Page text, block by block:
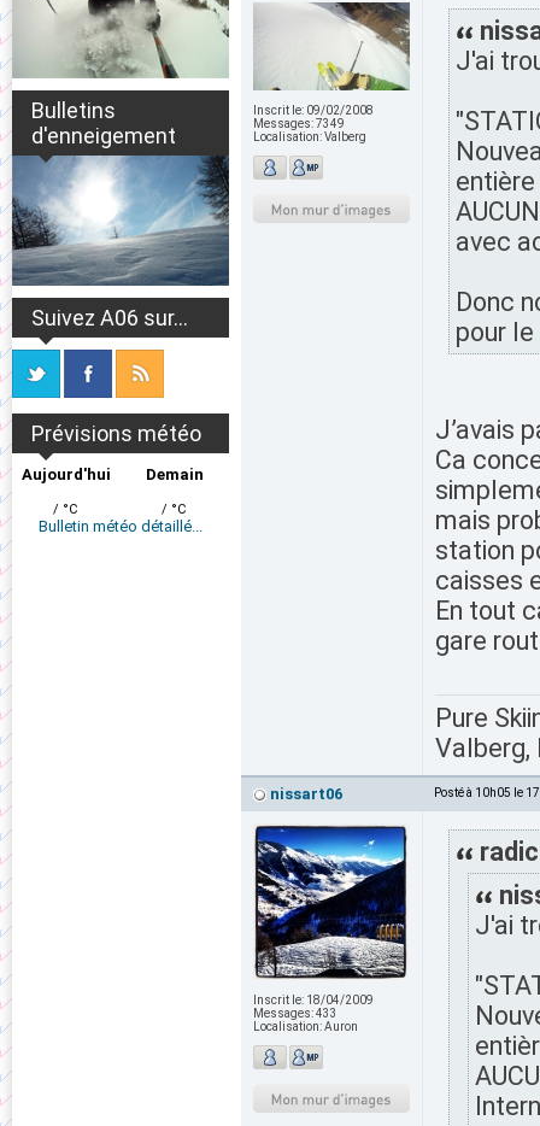
Bulletins
d'enneigement
Suivez A06 sur...
Prévisions météo
Aujourd'hui
/ °C
Demain
/ °C
Bulletin météo détaillé...
Inscrit le: 09/02/2008
Messages:7349
Localisation:Valberg
J'ai
avec
Donc
pour
J’avais
Ca
mais
station
caisses
En tout
gare
Pure
Valberg,
nissart06 Posté à 10h05 le
Inscrit le: 18/04/2009
Messages:433
Localisation:Auron
J'ai